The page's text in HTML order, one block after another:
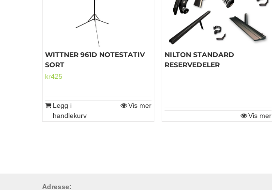
WITTNER 961D NOTESTATIV
SORT
kr425
Legg i
handlekurv
Vis mer
NILTON STANDARD
RESERVEDELER
Vis mer
Adresse: